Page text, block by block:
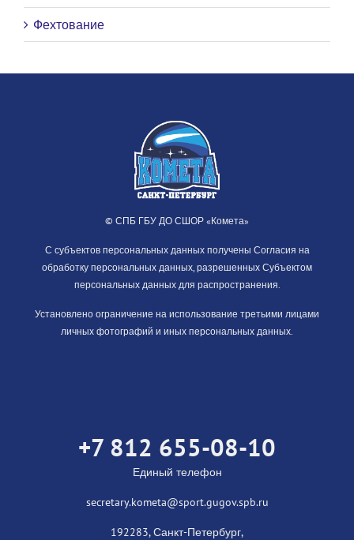
Фехтование
© СПБ ГБУ ДО СШОР «Комета»
С субъектов персональных данных получены Согласия на
обработку персональных данных, разрешенных Субъектом
персональных данных для распространения.
Установлено ограничение на использование третьими лицами
личных фотографий и иных персональных данных.
+7 812 655-08-10
Единый телефон
secretary.kometa@sport.gugov.spb.ru
192283, Санкт-Петербург,